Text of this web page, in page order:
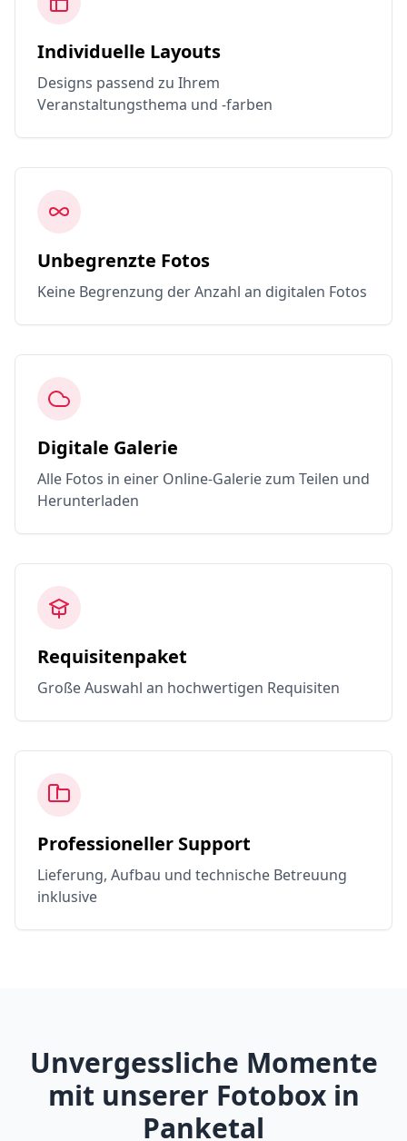
Individuelle Layouts
Designs passend zu Ihrem
Veranstaltungsthema und -farben
Unbegrenzte Fotos
Keine Begrenzung der Anzahl an digitalen Fotos
Digitale Galerie
Alle Fotos in einer Online-Galerie zum Teilen und
Herunterladen
Requisitenpaket
Große Auswahl an hochwertigen Requisiten
Professioneller Support
Lieferung, Aufbau und technische Betreuung
inklusive
Unvergessliche Momente
mit unserer Fotobox in
Panketal